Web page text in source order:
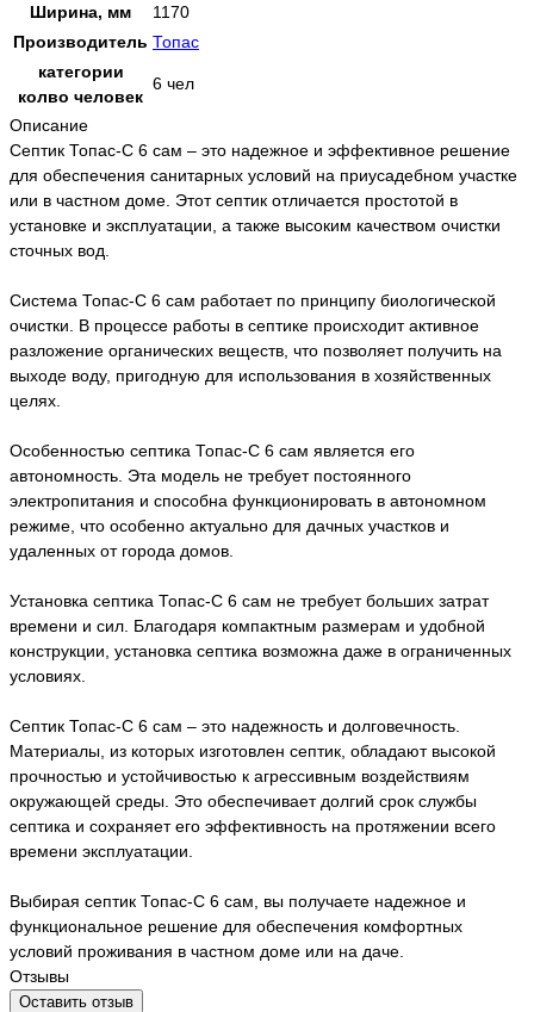
Ширина, мм
1170
Производитель Топас
категории
колво человек
6 чел
Описание
Септик Топас-С 6 сам – это надежное и эффективное решение
для обеспечения санитарных условий на приусадебном участке
или в частном доме. Этот септик отличается простотой в
установке и эксплуатации, а также высоким качеством очистки
сточных вод.
Система Топас-С 6 сам работает по принципу биологической
очистки. В процессе работы в септике происходит активное
разложение органических веществ, что позволяет получить на
выходе воду, пригодную для использования в хозяйственных
целях.
Особенностью септика Топас-С 6 сам является его
автономность. Эта модель не требует постоянного
электропитания и способна функционировать в автономном
режиме, что особенно актуально для дачных участков и
удаленных от города домов.
Установка септика Топас-С 6 сам не требует больших затрат
времени и сил. Благодаря компактным размерам и удобной
конструкции, установка септика возможна даже в ограниченных
условиях.
Септик Топас-С 6 сам – это надежность и долговечность.
Материалы, из которых изготовлен септик, обладают высокой
прочностью и устойчивостью к агрессивным воздействиям
окружающей среды. Это обеспечивает долгий срок службы
септика и сохраняет его эффективность на протяжении всего
времени эксплуатации.
Выбирая септик Топас-С 6 сам, вы получаете надежное и
функциональное решение для обеспечения комфортных
условий проживания в частном доме или на даче.
Отзывы
Оставить отзыв